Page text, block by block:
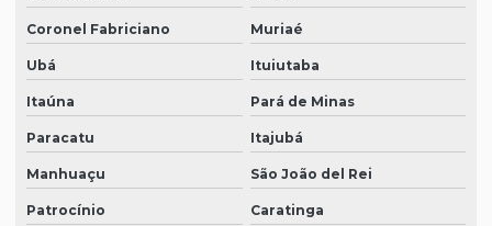
Coronel Fabriciano Muriaé
Ubá Ituiutaba
Itaúna Pará de Minas
Paracatu Itajubá
Manhuaçu São João del Rei
Patrocínio Caratinga